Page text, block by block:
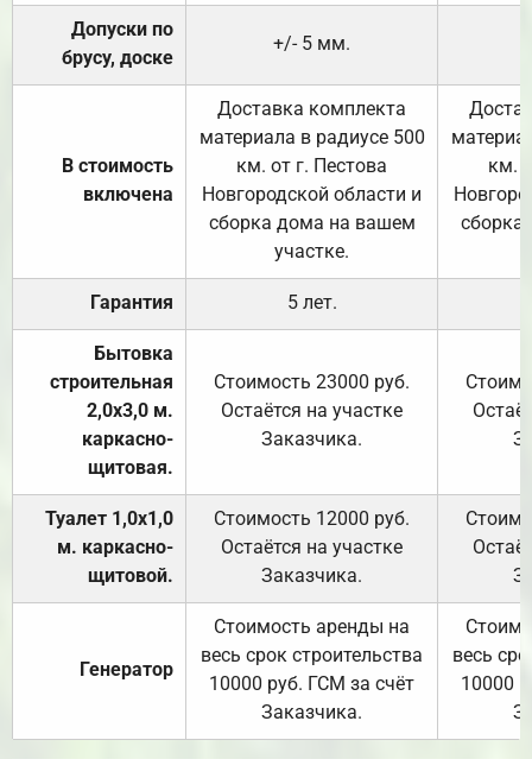
Допуски по
брусу, доске
+/- 5 мм.
В стоимость
включена
Доставка комплекта
материала в радиусе 500
км. от г. Пестова
Новгородской области и
сборка дома на вашем
участке.
км.
Гарантия 5 лет.
Бытовка
строительная
2,0х3,0 м.
каркасно-
щитовая.
Стоимость 23000 руб.
Остаётся на участке
Заказчика.
Туалет 1,0х1,0
м. каркасно-
щитовой.
Стоимость 12000 руб.
Остаётся на участке
Заказчика.
Генератор
Стоимость аренды на
весь срок строительства
10000 руб. ГСМ за счёт
Заказчика.
весь
10000